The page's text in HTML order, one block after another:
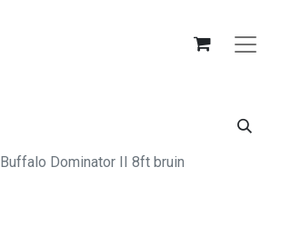
Buffalo Dominator II 8ft bruin